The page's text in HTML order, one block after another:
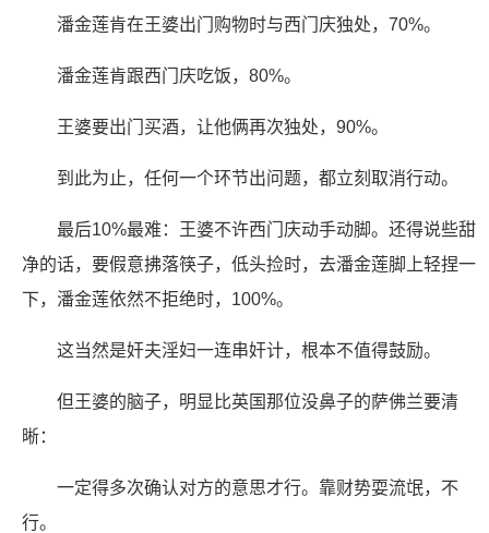
潘金莲肯在王婆出门购物时与西门庆独处，70%。
潘金莲肯跟西门庆吃饭，80%。
王婆要出门买酒，让他俩再次独处，90%。
到此为止，任何一个环节出问题，都立刻取消行动。
最后10%最难：王婆不许西门庆动手动脚。还得说些甜
净的话，要假意拂落筷子，低头捡时，去潘金莲脚上轻捏一
下，潘金莲依然不拒绝时，100%。
这当然是奸夫淫妇一连串奸计，根本不值得鼓励。
但王婆的脑子，明显比英国那位没鼻子的萨佛兰要清
晰：
一定得多次确认对方的意思才行。靠财势耍流氓，不
行。